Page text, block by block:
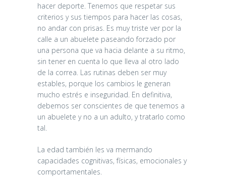
hacer deporte. Tenemos que respetar sus
criterios y sus tiempos para hacer las cosas,
no andar con prisas. Es muy triste ver por la
calle a un abuelete paseando forzado por
una persona que va hacia delante a su ritmo,
sin tener en cuenta lo que lleva al otro lado
de la correa. Las rutinas deben ser muy
estables, porque los cambios le generan
mucho estrés e inseguridad. En definitiva,
debemos ser conscientes de que tenemos a
un abuelete y no a un adulto, y tratarlo como
tal.
La edad también les va mermando
capacidades cognitivas, físicas, emocionales y
comportamentales.